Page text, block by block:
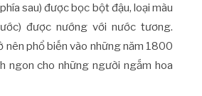
sau) được bọc bột đậu, loại màu
được nướng với nước tương.
nên phổ biến vào những năm 1800
ngon cho những người ngắm hoa